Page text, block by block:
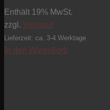
Enthält 19% MwSt.
zzgl. Versand
Lieferzeit: ca. 3-4 Werktage
In den Warenkorb